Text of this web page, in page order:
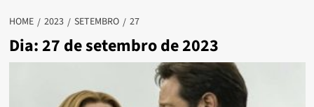
HOME 2023 SETEMBRO 27
Dia:27 de setembro de 2023